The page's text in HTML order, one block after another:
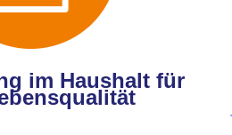
im Haushalt für